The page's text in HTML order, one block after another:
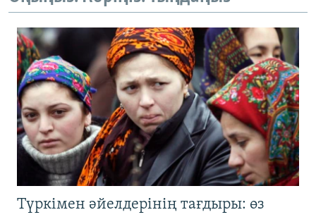
Түркімен әйелдерінің тағдыры: өз